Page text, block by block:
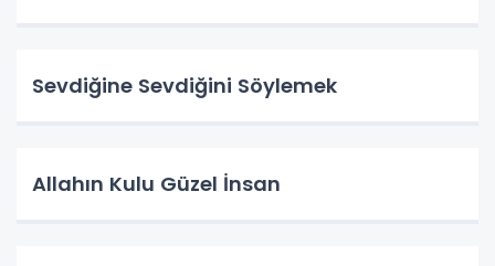
Sevdiğine Sevdiğini Söylemek
Allahın Kulu Güzel İnsan